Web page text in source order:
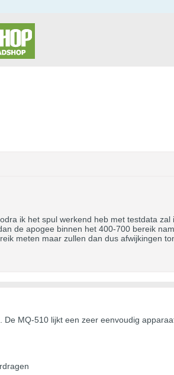
ik het spul werkend heb met testdata
de apogee binnen het 400-700 bereik
meten maar zullen dan dus afwijkingen
MQ-510 lijkt een zeer eenvoudig